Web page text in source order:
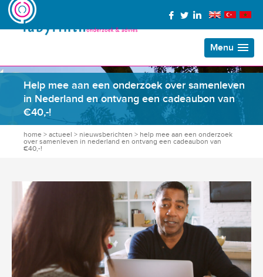
Menu
Help mee aan een onderzoek over samenleven
in Nederland en ontvang een cadeaubon van
€40,-!
home > actueel > nieuwsberichten > help mee aan een onderzoek
over samenleven in nederland en ontvang een cadeaubon van
€40,-!